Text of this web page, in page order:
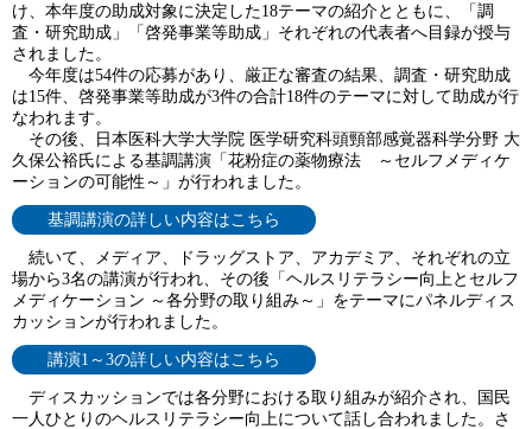
け、本年度の助成対象に決定した18テーマの紹介とともに、「調
査・研究助成」「啓発事業等助成」それぞれの代表者へ目録が授与
されました。
今年度は54件の応募があり、厳正な審査の結果、調査・研究助成
は15件、啓発事業等助成が3件の合計18件のテーマに対して助成が行
なわれます。
その後、日本医科大学大学院 医学研究科頭頸部感覚器科学分野 大
久保公裕氏による基調講演「花粉症の薬物療法 ～セルフメディケ
ーションの可能性～」が行われました。
基調講演の詳しい内容はこちら
続いて、メディア、ドラッグストア、アカデミア、それぞれの立
場から3名の講演が行われ、その後「ヘルスリテラシー向上とセルフ
メディケーション ～各分野の取り組み～」をテーマにパネルディス
カッションが行われました。
講演1～3の詳しい内容はこちら
ディスカッションでは各分野における取り組みが紹介され、国民
一人ひとりのヘルスリテラシー向上について話し合われました。さ